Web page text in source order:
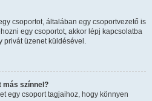
csoportot, általában egy csoportvezető is
egy csoportot, akkor lépj kapcsolatba
privát üzenet küldésével.
más színnel?
egy csoport tagjaihoz, hogy könnyen